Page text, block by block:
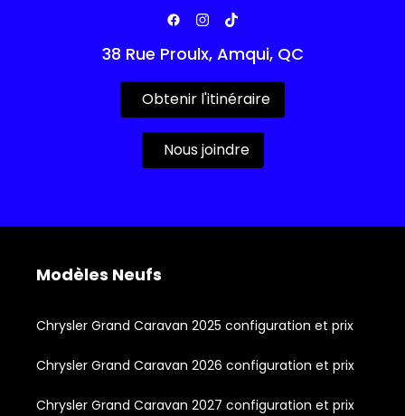
38 Rue Proulx, Amqui, QC
Obtenir l'itinéraire
Nous joindre
Modèles Neufs
Chrysler Grand Caravan 2025 configuration et prix
Chrysler Grand Caravan 2026 configuration et prix
Chrysler Grand Caravan 2027 configuration et prix